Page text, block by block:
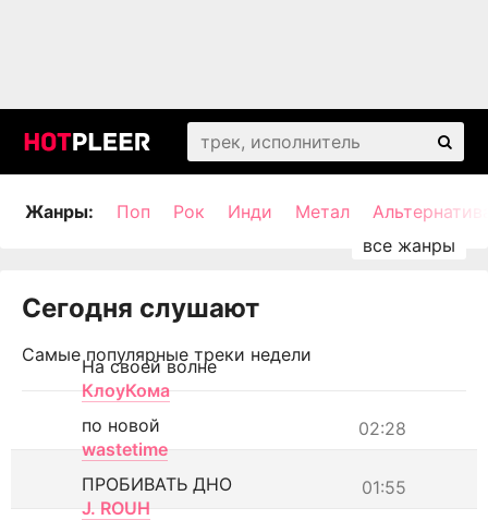
Жанры: Поп Рок Инди Метал
Сегодня слушают
Самые популярные треки недели
На своей волне
КлоуКома
02:28
по новой
wastetime
01:55
ПРОБИВАТЬ ДНО
J. ROUH